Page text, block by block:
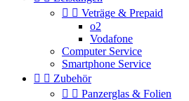
  Veträge & Prepaid
o2
Vodafone
Computer Service
Smartphone Service
  Zubehör
  Panzerglas & Folien